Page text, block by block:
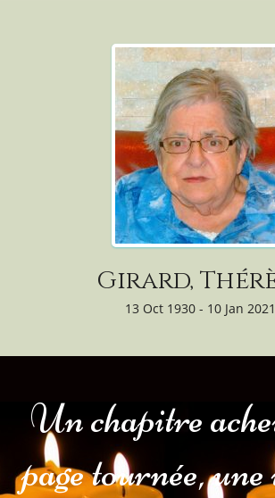
Girard,
13 Oct 1930 - 10 Jan 2021
Un chapitre
page tournée,